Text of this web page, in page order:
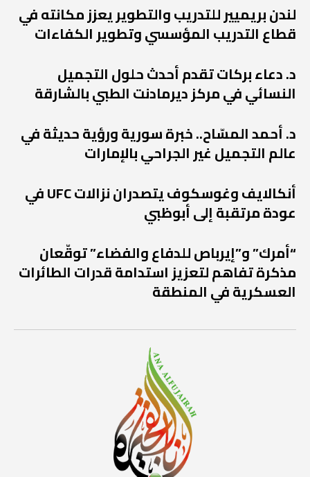
لندن بريميير للتدريب والتطوير يعزز مكانته في
قطاع التدريب المؤسسي وتطوير الكفاءات
د. دعاء بركات تقدم أحدث حلول التجميل
النسائي في مركز ديرمادنت الطبي بالشارقة
د. أحمد المسّاح.. خبرة سورية ورؤية حديثة في
عالم التجميل غير الجراحي بالإمارات
أنكالايف وغوسكوف يتصدران نزالات UFC في
عودة مرتقبة إلى أبوظبي
“أمرك” و”إيرباص للدفاع والفضاء” توقّعان
مذكرة تفاهم لتعزيز استدامة قدرات الطائرات
العسكرية في المنطقة